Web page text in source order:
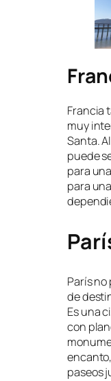
Francia
muy
Santa.
puede
para
para
París
de
Es una
con
paseos